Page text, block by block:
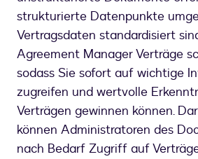
strukturierte Datenpunkte
Vertragsdaten standardisiert
Agreement Manager Verträge
sodass Sie sofort auf wichtige
zugreifen und wertvolle
Verträgen gewinnen können.
können Administratoren des
nach Bedarf Zugriff auf